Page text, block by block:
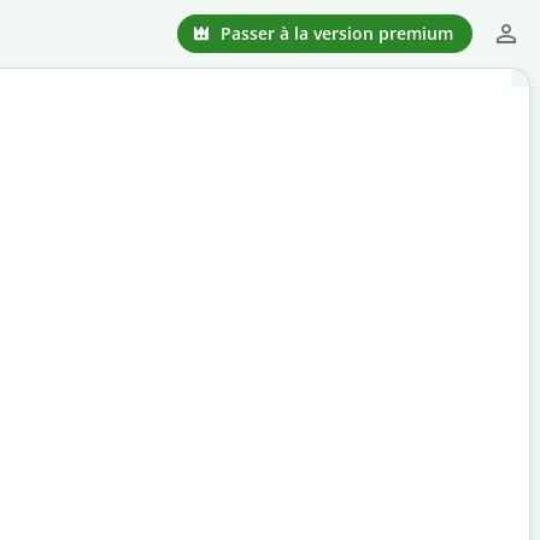
Passer à la version premium